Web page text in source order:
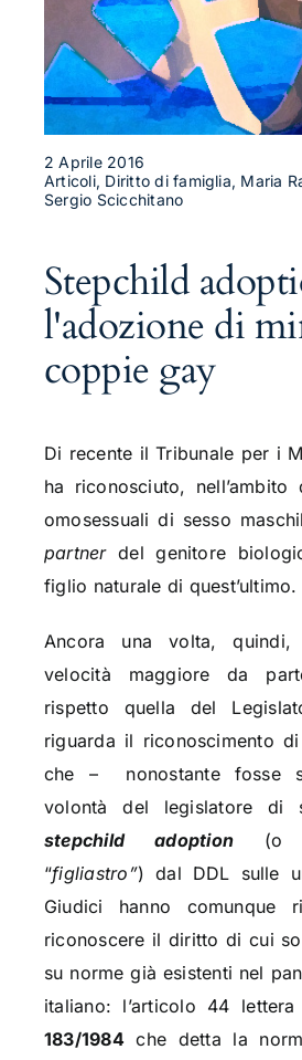
2 Aprile 2016
Articoli, Diritto di famiglia, Maria
Sergio Scicchitano
Stepchild
l'adozione di
coppie gay
Di recente il Tribunale per i
ha riconosciuto,
omosessuali di sesso
partnerdel genitore
figlio naturale di quest’ultimo.
Ancora una volta,
velocità maggiore da
rispetto quella del
riguarda il riconoscimento
che –
nonostante fosse
volontà del legislatore di
stepchild adoption (o
“figliastro”) dal DDL sulle
Giudici hanno comunque
riconoscere il diritto di cui
su norme già esistenti nel
italiano: l’articolo 44
183/1984che detta la